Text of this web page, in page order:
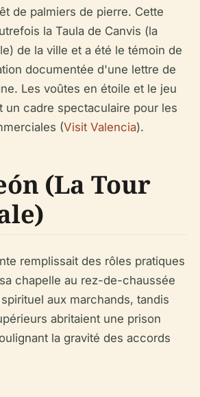
de palmiers de pierre. Cette
la Taula de Canvis (la
de la ville et a été le témoin de
documentée d'une lettre de
Les voûtes en étoile et le jeu
un cadre spectaculaire pour les
(Visit Valencia).
(La Tour
remplissait des rôles pratiques
chapelle au rez-de-chaussée
aux marchands, tandis
abritaient une prison
la gravité des accords